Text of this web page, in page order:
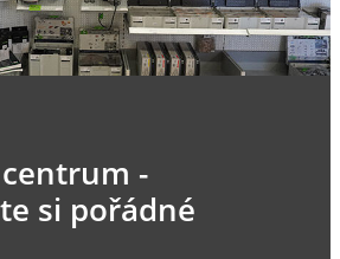
-
si pořádné